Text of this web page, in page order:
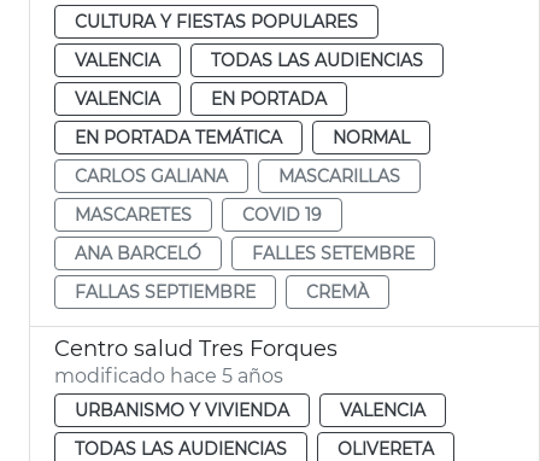
CULTURA Y FIESTAS POPULARES
VALENCIA
TODAS LAS AUDIENCIAS
VALENCIA
EN PORTADA
EN PORTADA TEMÁTICA
NORMAL
CARLOS GALIANA
MASCARILLAS
MASCARETES
COVID 19
ANA BARCELÓ
FALLES SETEMBRE
FALLAS SEPTIEMBRE
CREMÀ
Centro salud Tres Forques
modificado hace 5 años
URBANISMO Y VIVIENDA
VALENCIA
TODAS LAS AUDIENCIAS
OLIVERETA